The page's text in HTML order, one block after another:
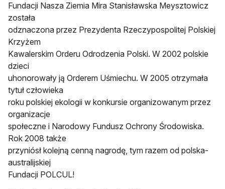
Fundacji Nasza Ziemia Mira Stanisławska Meysztowicz
została
odznaczona przez Prezydenta Rzeczypospolitej Polskiej
Krzyżem
Kawalerskim Orderu Odrodzenia Polski. W 2002 polskie
dzieci
uhonorowały ją Orderem Uśmiechu. W 2005 otrzymała
tytuł człowieka
roku polskiej ekologii w konkursie organizowanym przez
organizacje
społeczne i Narodowy Fundusz Ochrony Środowiska.
Rok 2008 także
przyniósł kolejną cenną nagrodę, tym razem od polska-
australijskiej
Fundacji POLCUL!